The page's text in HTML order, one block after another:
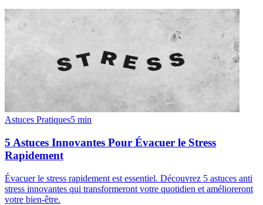
Astuces Pratiques5 min
5 Astuces Innovantes Pour Évacuer le Stress
Rapidement
Évacuer le stress rapidement est essentiel. Découvrez 5 astuces anti
stress innovantes qui transformeront votre quotidien et amélioreront
votre bien-être.